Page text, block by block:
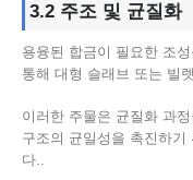
3.2 주조 및 균질화
용융된 합금이 필요한 조
통해 대형 슬래브 또는 빌
이러한 주물은 균질화 과
구조의 균일성을 촉진하
다..